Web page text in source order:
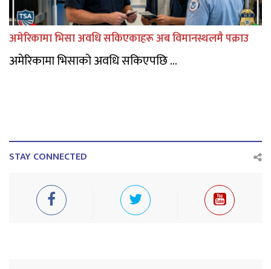
अमेरिकामा भिसा अवधि सकिएकाहरू अब विमानस्थलमै पक्राउ
अमेरिकामा भिसाको अवधि सकिएपछि ...
STAY CONNECTED